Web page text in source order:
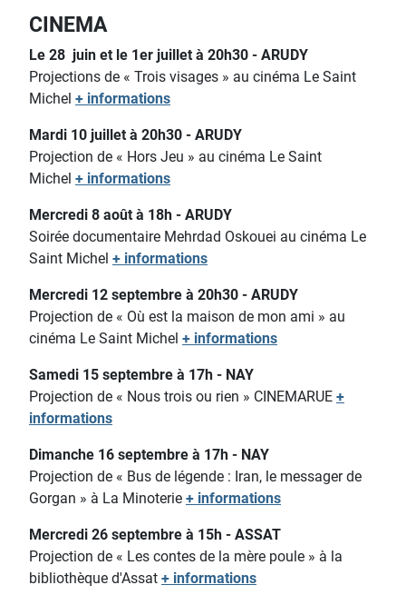
CINEMA
Le 28 juin et le 1er juillet à 20h30 - ARUDY
Projections de « Trois visages » au cinéma Le Saint
Michel + informations
Mardi 10 juillet à 20h30 - ARUDY
Projection de « Hors Jeu » au cinéma Le Saint
Michel + informations
Mercredi 8 août à 18h - ARUDY
Soirée documentaire Mehrdad Oskouei au cinéma Le
Saint Michel + informations
Mercredi 12 septembre à 20h30 - ARUDY
Projection de « Où est la maison de mon ami » au
cinéma Le Saint Michel + informations
Samedi 15 septembre à 17h - NAY
Projection de « Nous trois ou rien » CINEMARUE +
informations
Dimanche 16 septembre à 17h - NAY
Projection de « Bus de légende : Iran, le messager de
Gorgan » à La Minoterie + informations
Mercredi 26 septembre à 15h - ASSAT
Projection de « Les contes de la mère poule » à la
bibliothèque d'Assat + informations